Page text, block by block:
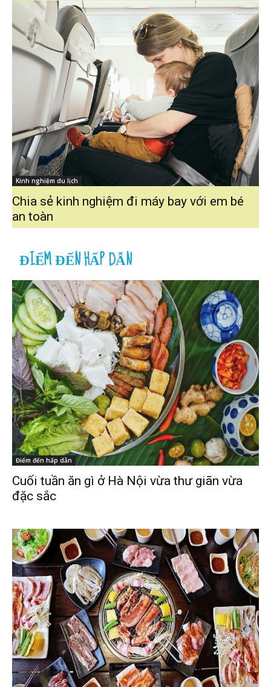
Kinh nghiệm du lịch
Chia sẻ kinh nghiệm đi máy bay với em bé
an toàn
ĐIỂM ĐẾN HẤP DẪN
Điểm đến hấp dẫn
Cuối tuần ăn gì ở Hà Nội vừa thư giãn vừa
đặc sắc